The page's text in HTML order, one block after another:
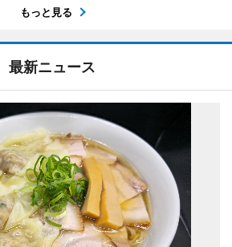
もっと見る
最新ニュース